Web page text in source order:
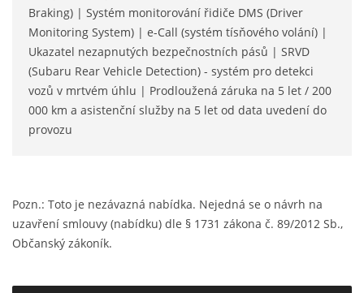
Braking) | Systém monitorování řidiče DMS (Driver
Monitoring System) | e-Call (systém tísňového volání) |
Ukazatel nezapnutých bezpečnostních pásů | SRVD
(Subaru Rear Vehicle Detection) - systém pro detekci
vozů v mrtvém úhlu | Prodloužená záruka na 5 let / 200
000 km a asistenční služby na 5 let od data uvedení do
provozu
Pozn.: Toto je nezávazná nabídka. Nejedná se o návrh na
uzavření smlouvy (nabídku) dle § 1731 zákona č. 89/2012 Sb.,
Občanský zákoník.